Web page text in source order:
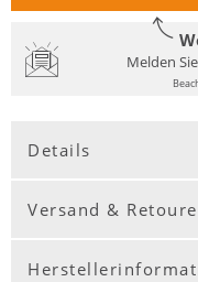
Melden
Details
Versand & Retoure